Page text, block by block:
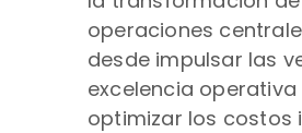
operaciones
desde impulsar las
excelencia
optimizar los costos